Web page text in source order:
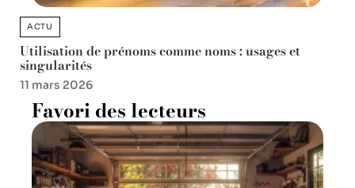
ACTU
Utilisation de prénoms comme noms : usages et
singularités
11 mars 2026
Favori des lecteurs